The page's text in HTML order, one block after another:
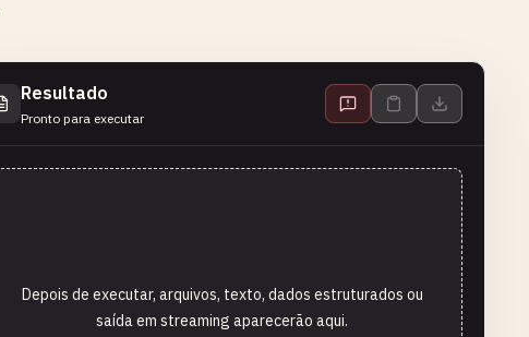
Resultado
Pronto para executar
Depois de executar, arquivos, texto, dados estruturados ou
saída em streaming aparecerão aqui.